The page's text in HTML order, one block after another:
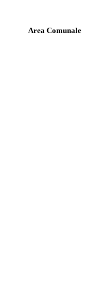
Area Comunale